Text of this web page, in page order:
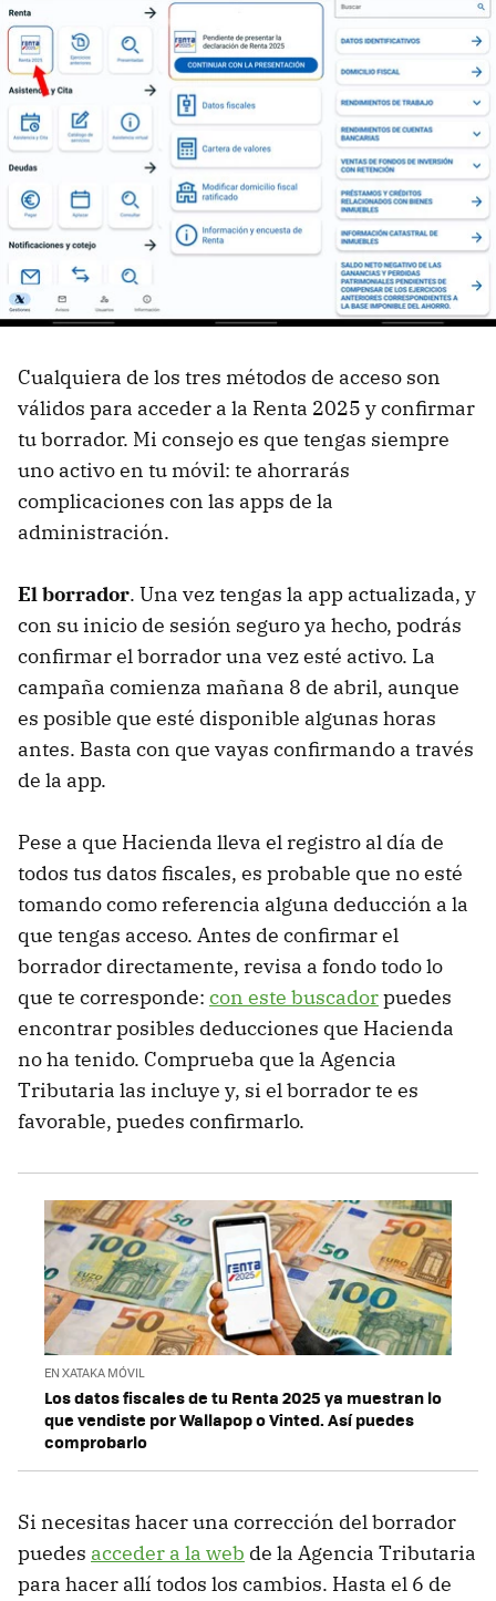
Cualquiera de los tres métodos de acceso son
válidos para acceder a la Renta 2025 y confirmar
tu borrador. Mi consejo es que tengas siempre
uno activo en tu móvil: te ahorrarás
complicaciones con las apps de la
administración.
El borrador. Una vez tengas la app actualizada, y
con su inicio de sesión seguro ya hecho, podrás
confirmar el borrador una vez esté activo. La
campaña comienza mañana 8 de abril, aunque
es posible que esté disponible algunas horas
antes. Basta con que vayas confirmando a través
de la app.
Pese a que Hacienda lleva el registro al día de
todos tus datos fiscales, es probable que no esté
tomando como referencia alguna deducción a la
que tengas acceso. Antes de confirmar el
borrador directamente, revisa a fondo todo lo
que te corresponde: con este buscadorpuedes
encontrar posibles deducciones que Hacienda
no ha tenido. Comprueba que la Agencia
Tributaria las incluye y, si el borrador te es
favorable, puedes confirmarlo.
EN XATAKA MÓVIL
Los datos fiscales de tu Renta 2025 ya muestran lo
que vendiste por Wallapop o Vinted. Así puedes
comprobarlo
Si necesitas hacer una corrección del borrador
puedes acceder a la web de la Agencia Tributaria
para hacer allí todos los cambios. Hasta el 6 de